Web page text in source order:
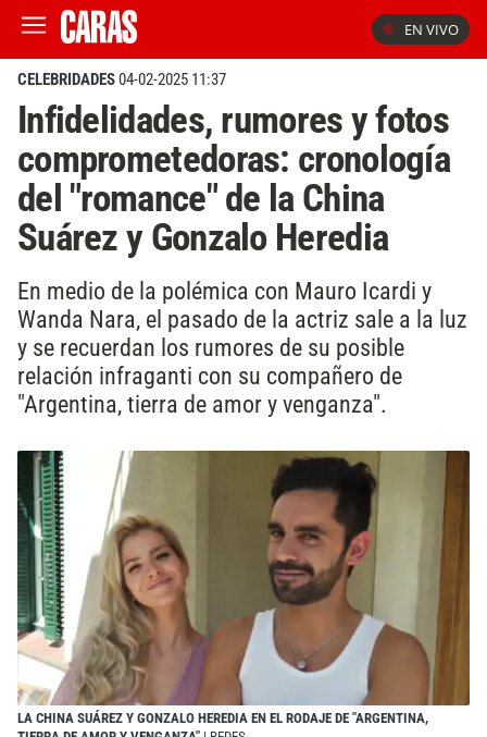
EN VIVO
CELEBRIDADES04-02-2025 11:37
Infidelidades, rumores y fotos
comprometedoras: cronología
del "romance" de la China
Suárez y Gonzalo Heredia
En medio de la polémica con Mauro Icardi y
Wanda Nara, el pasado de la actriz sale a la luz
y se recuerdan los rumores de su posible
relación infraganti con su compañero de
"Argentina, tierra de amor y venganza".
LA CHINA SUÁREZ Y GONZALO HEREDIA EN EL RODAJE DE "ARGENTINA,